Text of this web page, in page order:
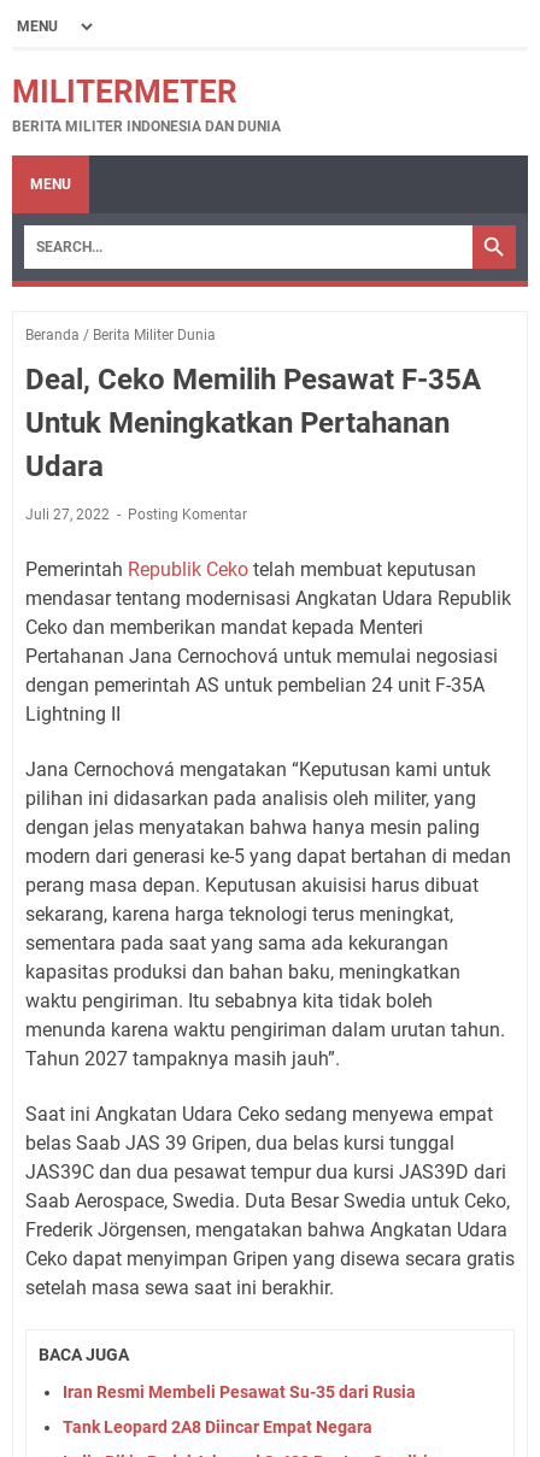
MILITERMETER
BERITA MILITER INDONESIA DAN DUNIA
MENU
Beranda / Berita Militer Dunia
Deal, Ceko Memilih Pesawat F-35A
Untuk Meningkatkan Pertahanan
Udara
Juli 27, 2022 Posting Komentar
Pemerintah Republik Ceko telah membuat keputusan
mendasar tentang modernisasi Angkatan Udara Republik
Ceko dan memberikan mandat kepada Menteri
Pertahanan Jana Cernochová untuk memulai negosiasi
dengan pemerintah AS untuk pembelian 24 unit F-35A
Lightning II
Jana Cernochová mengatakan “Keputusan kami untuk
pilihan ini didasarkan pada analisis oleh militer, yang
dengan jelas menyatakan bahwa hanya mesin paling
modern dari generasi ke-5 yang dapat bertahan di medan
perang masa depan. Keputusan akuisisi harus dibuat
sekarang, karena harga teknologi terus meningkat,
sementara pada saat yang sama ada kekurangan
kapasitas produksi dan bahan baku, meningkatkan
waktu pengiriman. Itu sebabnya kita tidak boleh
menunda karena waktu pengiriman dalam urutan tahun.
Tahun 2027 tampaknya masih jauh”.
Saat ini Angkatan Udara Ceko sedang menyewa empat
belas Saab JAS 39 Gripen, dua belas kursi tunggal
JAS39C dan dua pesawat tempur dua kursi JAS39D dari
Saab Aerospace, Swedia. Duta Besar Swedia untuk Ceko,
Frederik Jörgensen, mengatakan bahwa Angkatan Udara
Ceko dapat menyimpan Gripen yang disewa secara gratis
setelah masa sewa saat ini berakhir.
BACA JUGA
Iran Resmi Membeli Pesawat Su-35 dari Rusia
Tank Leopard 2A8 Diincar Empat Negara